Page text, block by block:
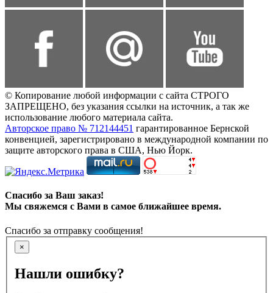
© Копирование любой информации с сайта СТРОГО
ЗАПРЕЩЕНО, без указания ссылки на источник, а так же
использование любого материала сайта.
Авторское право № 712144451 гарантированное Бернской
конвенцией, зарегистрировано в международной компании по
защите авторского права в США, Нью Йорк.
Спасибо за Ваш заказ!
Мы свяжемся с Вами в самое ближайшее время.
Спасибо за отправку сообщения!
×
Нашли ошибку?